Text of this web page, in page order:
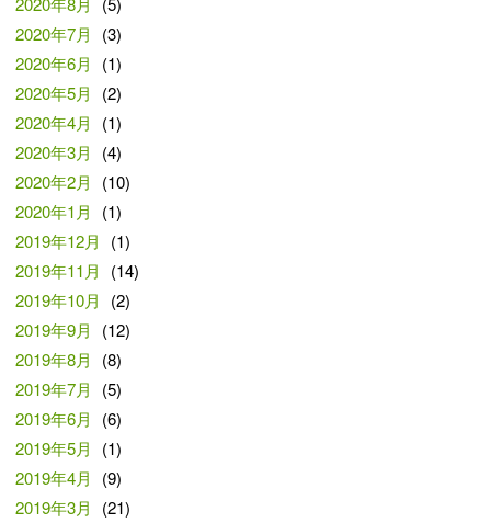
2020年7月
(3)
2020年6月
(1)
2020年5月
(2)
2020年4月
(1)
2020年3月
(4)
2020年2月
(10)
2020年1月
(1)
2019年12月
(1)
2019年11月
(14)
2019年10月
(2)
2019年9月
(12)
2019年8月
(8)
2019年7月
(5)
2019年6月
(6)
2019年5月
(1)
2019年4月
(9)
2019年3月
(21)